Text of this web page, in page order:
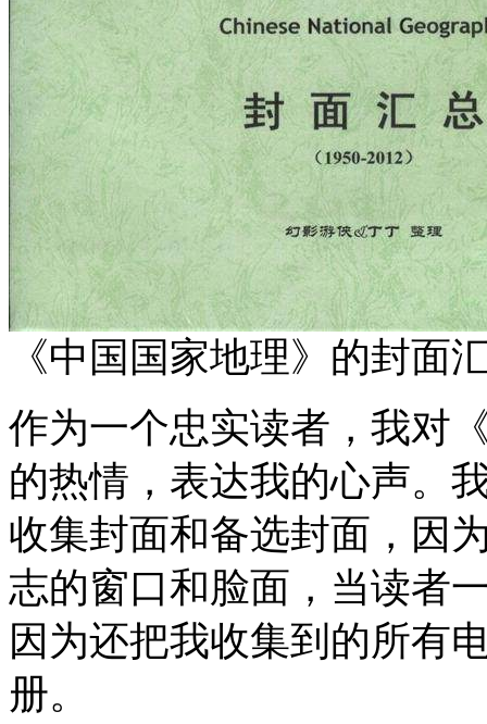
《中国国家地理》的封面
作为一个忠实读者，我对
的热情，表达我的心声。
收集封面和备选封面，因
志的窗口和脸面，当读者
因为还把我收集到的所有
册。